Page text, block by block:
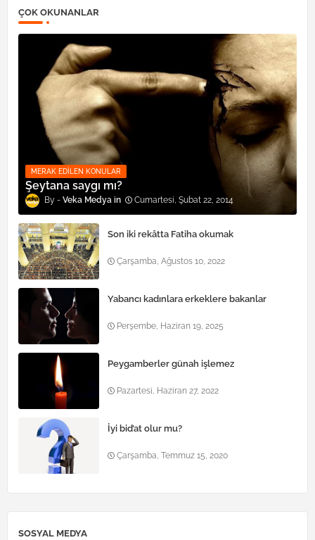
ÇOK OKUNANLAR
MERAK EDILEN KONULAR
Şeytana saygı mı?
Veka Medya Cumartesi, Şubat 22, 2014
Son iki rekâtta Fatiha okumak
Çarşamba, Ağustos 10, 2022
Yabancı kadınlara erkeklere bakanlar
Perşembe, Haziran 19, 2025
Peygamberler günah işlemez
Pazartesi, Haziran 27, 2022
İyi bid’at olur mu?
Çarşamba, Temmuz 15, 2020
SOSYAL MEDYA